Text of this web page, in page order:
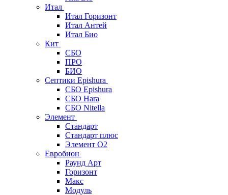
Итал
Итал Горизонт
Итал Антей
Итал Био
Кит
СБО
ПРО
БИО
Септики Epishura
СБО Epishura
СБО Hara
СБО Nitella
Элемент
Стандарт
Стандарт плюс
Элемент О2
Евробион
Раунд Арт
Горизонт
Макс
Модуль